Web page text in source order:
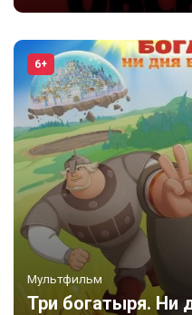
6+
Мультфильм
Три богатыря. Ни